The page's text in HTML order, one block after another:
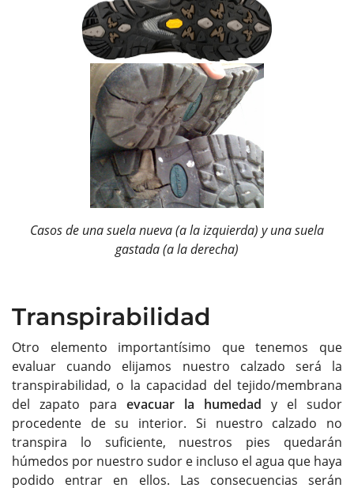
Casos de una suela nueva (a la izquierda) y una suela
gastada (a la derecha)
Transpirabilidad
Otro elemento importantísimo que tenemos que
evaluar cuando elijamos nuestro calzado será la
transpirabilidad, o la capacidad del tejido/membrana
del zapato para evacuar la humedad y el sudor
procedente de su interior. Si nuestro calzado no
transpira lo suficiente, nuestros pies quedarán
húmedos por nuestro sudor e incluso el agua que haya
podido entrar en ellos. Las consecuencias serán